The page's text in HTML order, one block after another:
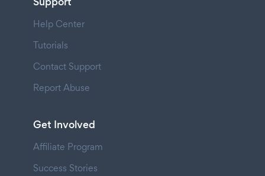
Help Center
Tutorials
Contact Support
Report Abuse
Get Involved
Affiliate Program
Success Stories